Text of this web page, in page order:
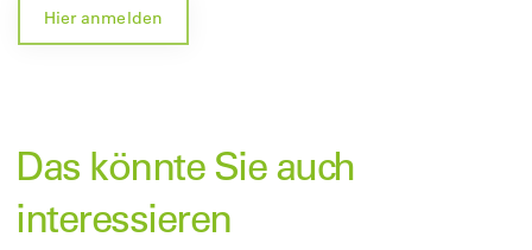
Hier anmelden
Das könnte Sie auch
interessieren